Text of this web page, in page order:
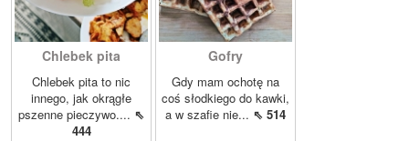
Chlebek pita
Chlebek pita to nic
innego, jak okrągłe
pszenne pieczywo.... ⇖
444
Gofry
Gdy mam ochotę na
coś słodkiego do kawki,
a w szafie nie... ⇖ 514